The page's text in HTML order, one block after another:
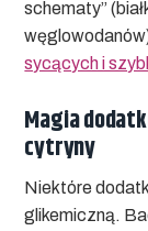
schematy”
sycących i
Magia
cytryny
Niektóre
glikemiczną.